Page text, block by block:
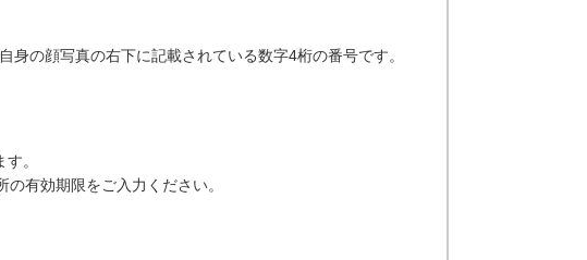
の顔写真の右下に記載されている数字4桁の番号です。
。
有効期限をご入力ください。